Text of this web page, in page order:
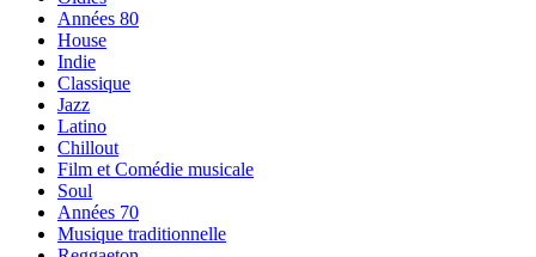
Années 80
House
Indie
Classique
Jazz
Latino
Chillout
Film et Comédie musicale
Soul
Années 70
Musique traditionnelle